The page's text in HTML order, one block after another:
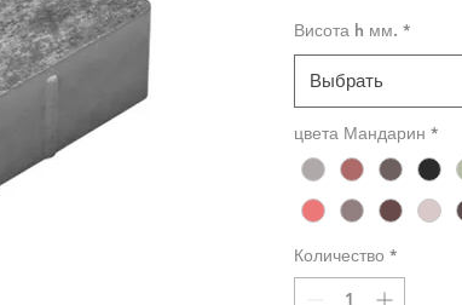
за
Квадратный
метр
Висота h мм. *
Выбрать
цвета Мандарин *
Количество *